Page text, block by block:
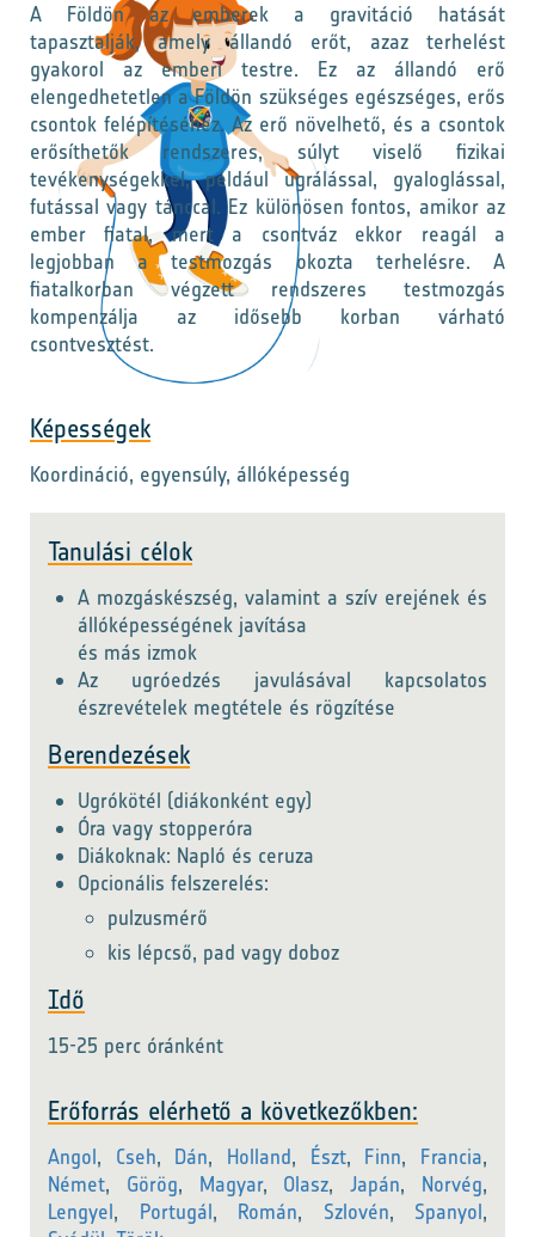
A Földön az emberek a gravitáció hatását
tapasztalják, amely állandó erőt, azaz terhelést
gyakorol az emberi testre. Ez az állandó erő
elengedhetetlen a Földön szükséges egészséges, erős
csontok felépítéséhez. Az erő növelhető, és a csontok
erősíthetők rendszeres, súlyt viselő fizikai
tevékenységekkel, például ugrálással, gyaloglással,
futással vagy tánccal. Ez különösen fontos, amikor az
ember fiatal, mert a csontváz ekkor reagál a
legjobban a testmozgás okozta terhelésre. A
fiatalkorban végzett rendszeres testmozgás
kompenzálja az idősebb korban várható
csontvesztést.
Képességek
Koordináció, egyensúly, állóképesség
Tanulási célok
A mozgáskészség, valamint a szív erejének és
állóképességének javítása
és más izmok
Az ugróedzés javulásával kapcsolatos
észrevételek megtétele és rögzítése
Berendezések
Ugrókötél (diákonként egy)
Óra vagy stopperóra
Diákoknak: Napló és ceruza
Opcionális felszerelés:
pulzusmérő
kis lépcső, pad vagy doboz
Idő
15-25 perc óránként
Erőforrás elérhető a következőkben:
Angol, Cseh, Dán, Holland, Észt, Finn, Francia,
Német, Görög, Magyar, Olasz,Japán, Norvég,
Lengyel, Portugál, Román, Szlovén, Spanyol,